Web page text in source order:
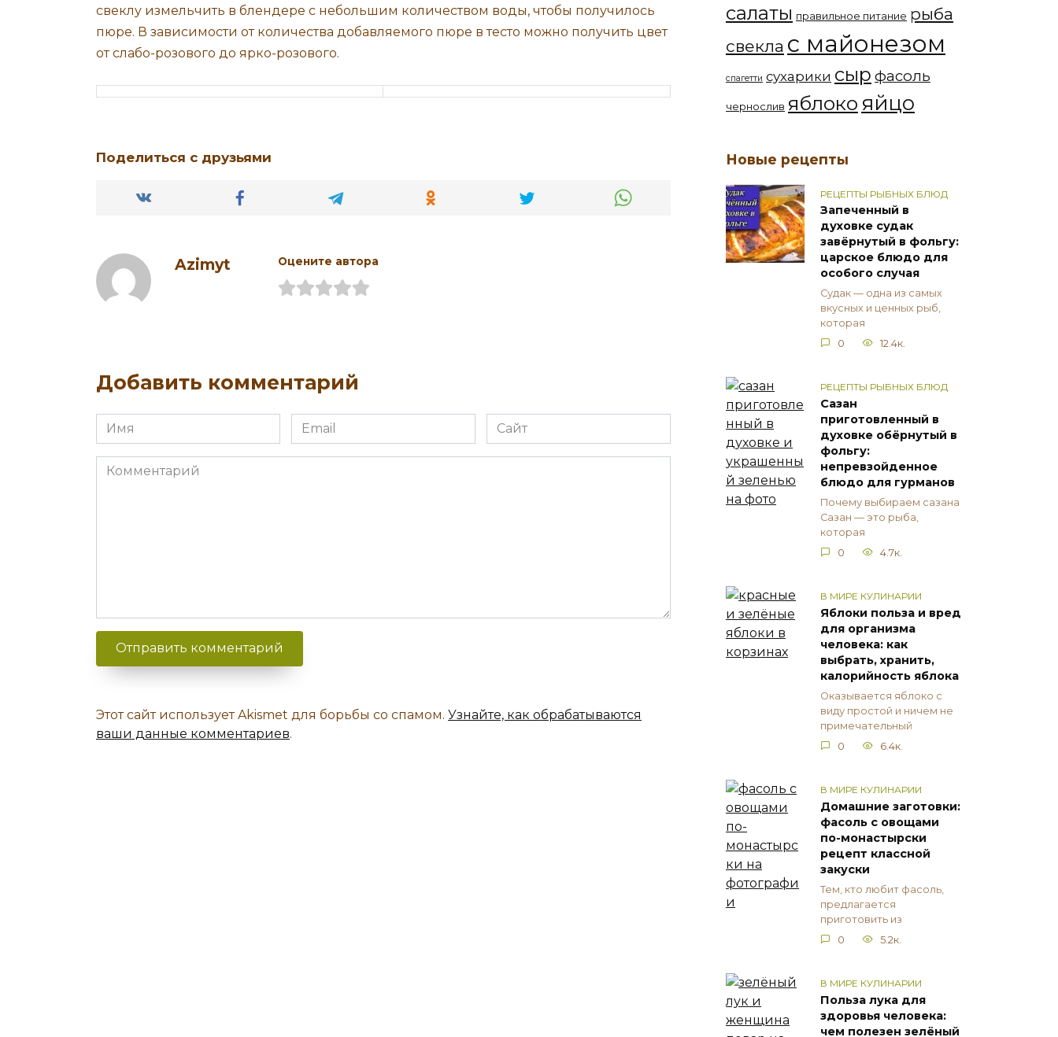
свеклу измельчить в блендере с небольшим количеством воды, чтобы получилось
пюре. В зависимости от количества добавляемого пюре в тесто можно получить цвет
от слабо-розового до ярко-розового.
Поделиться с друзьями
Azimyt Оцените автора
Добавить комментарий
Имя Email Сайт
Комментарий
Этот сайт использует Akismet для борьбы со спамом. Узнайте, как обрабатываются
ваши данные комментариев.
салаты правильное питание рыба
свекла с майонезом
спагетти сухарики сыр фасоль
чернослив яблоко яйцо
Новые рецепты
РЕЦЕПТЫ РЫБНЫХ БЛЮД
Запеченный в
духовке судак
завёрнутый в фольгу:
царское блюдо для
особого случая
Судак — одна из самых
вкусных и ценных рыб,
которая
0
12.4к.
РЕЦЕПТЫ РЫБНЫХ БЛЮД
Сазан
приготовленный в
духовке обёрнутый в
фольгу:
непревзойденное
блюдо для гурманов
Почему выбираем сазана
Сазан — это рыба,
которая
0
4.7к.
В МИРЕ КУЛИНАРИИ
Яблоки польза и вред
для организма
человека: как
выбрать, хранить,
калорийность яблока
Оказывается яблоко с
виду простой и ничем не
примечательный
0
6.4к.
В МИРЕ КУЛИНАРИИ
Домашние заготовки:
фасоль с овощами
по-монастырски
рецепт классной
закуски
Тем, кто любит фасоль,
предлагается
приготовить из
0
5.2к.
В МИРЕ КУЛИНАРИИ
Польза лука для
здоровья человека:
чем полезен зелёный